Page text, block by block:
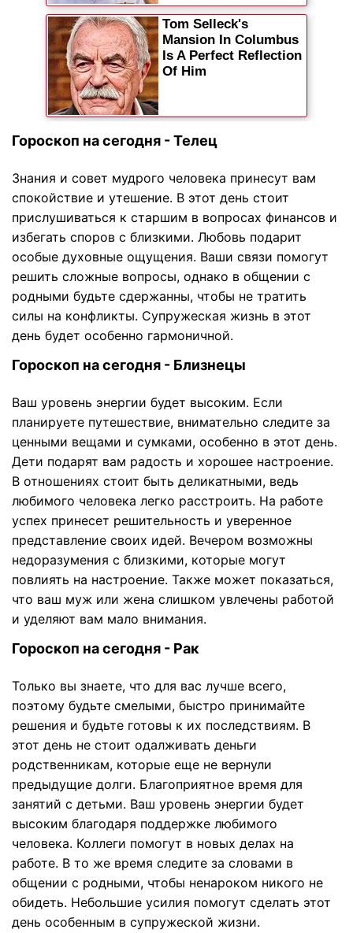
Гороскоп на сегодня - Телец
Знания и совет мудрого человека принесут вам
спокойствие и утешение. В этот день стоит
прислушиваться к старшим в вопросах финансов и
избегать споров с близкими. Любовь подарит
особые духовные ощущения. Ваши связи помогут
решить сложные вопросы, однако в общении с
родными будьте сдержанны, чтобы не тратить
силы на конфликты. Супружеская жизнь в этот
день будет особенно гармоничной.
Гороскоп на сегодня - Близнецы
Ваш уровень энергии будет высоким. Если
планируете путешествие, внимательно следите за
ценными вещами и сумками, особенно в этот день.
Дети подарят вам радость и хорошее настроение.
В отношениях стоит быть деликатными, ведь
любимого человека легко расстроить. На работе
успех принесет решительность и уверенное
представление своих идей. Вечером возможны
недоразумения с близкими, которые могут
повлиять на настроение. Также может показаться,
что ваш муж или жена слишком увлечены работой
и уделяют вам мало внимания.
Гороскоп на сегодня - Рак
Только вы знаете, что для вас лучше всего,
поэтому будьте смелыми, быстро принимайте
решения и будьте готовы к их последствиям. В
этот день не стоит одалживать деньги
родственникам, которые еще не вернули
предыдущие долги. Благоприятное время для
занятий с детьми. Ваш уровень энергии будет
высоким благодаря поддержке любимого
человека. Коллеги помогут в новых делах на
работе. В то же время следите за словами в
общении с родными, чтобы ненароком никого не
обидеть. Небольшие усилия помогут сделать этот
день особенным в супружеской жизни.